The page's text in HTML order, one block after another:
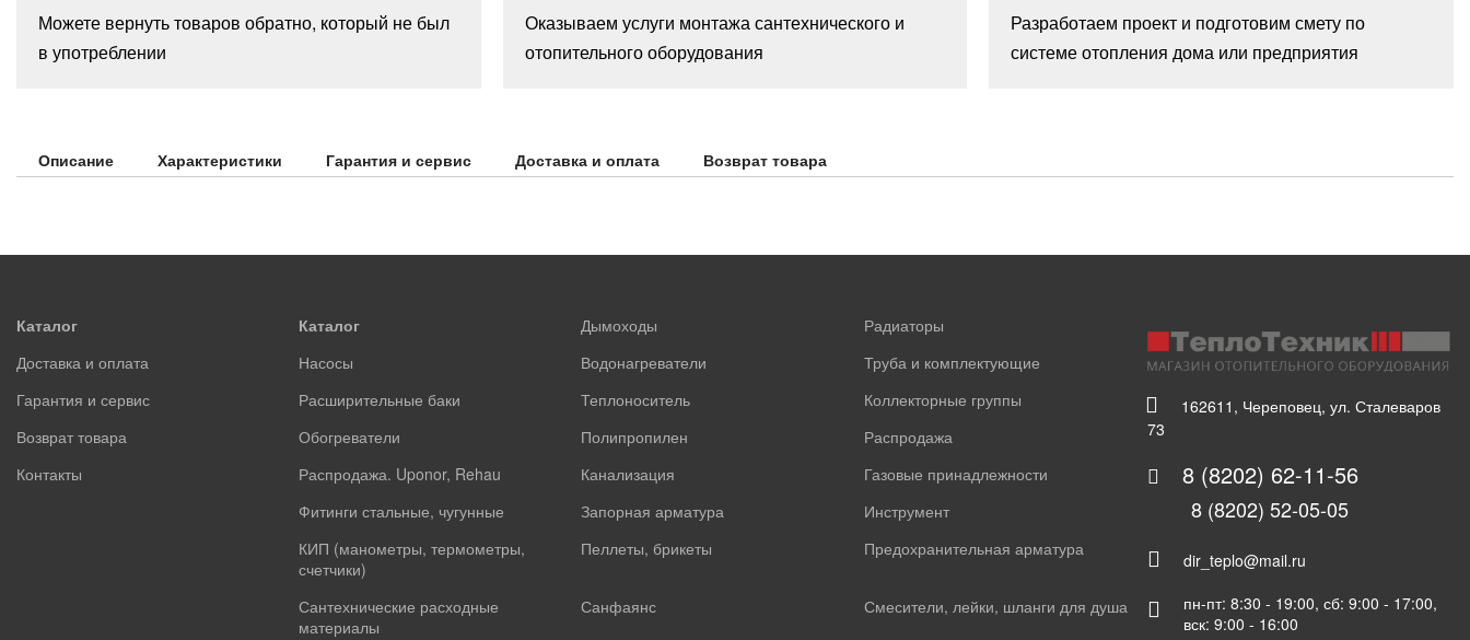
Можете вернуть товаров обратно, который не был
в употреблении
Оказываем услуги монтажа сантехнического и
отопительного оборудования
Разработаем проект и подготовим смету по
системе отопления дома или предприятия
Описание Характеристики Гарантия и сервис Доставка и оплата Возврат товара
Каталог
Доставка и оплата
Гарантия и сервис
Возврат товара
Контакты
Каталог Дымоходы
Радиаторы
Насосы
Водонагреватели
Труба и комплектующие
Расширительные баки
Теплоноситель
Коллекторные группы
Обогреватели
Полипропилен
Распродажа
Распродажа. Uponor, Rehau
Канализация
Газовые принадлежности
Фитинги стальные, чугунные
Запорная арматура
Инструмент
КИП (манометры, термометры,
счетчики)
Пеллеты, брикеты Предохранительная арматура
Сантехнические расходные
материалы
Санфаянс Смесители, лейки, шланги для душа
162611, Череповец, ул. Сталеваров
73
8 (8202) 62-11-56
8 (8202) 52-05-05
dir_teplo@mail.ru
пн-пт: 8:30 - 19:00, сб: 9:00 - 17:00,
вск: 9:00 - 16:00